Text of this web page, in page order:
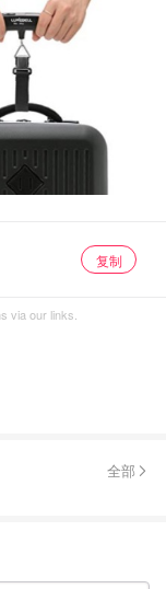
复制
via our links.
全部